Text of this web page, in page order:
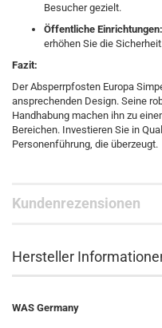
Besucher gezielt.
Öffentliche Einrichtungen:
erhöhen Sie die
Fazit:
Der Absperrpfosten Europa
ansprechenden Design. Seine
Handhabung machen ihn zu
Bereichen. Investieren Sie in
Personenführung, die überzeugt.
Kundenrezensionen
Hersteller
WAS Germany